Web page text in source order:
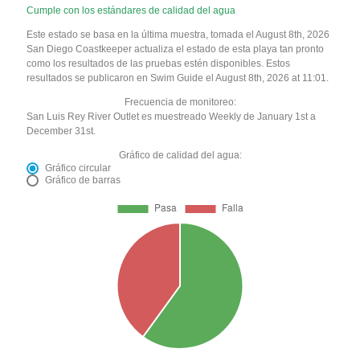
Cumple con los estándares de calidad del agua
Este estado se basa en la última muestra, tomada el August 8th, 2026
San Diego Coastkeeper actualiza el estado de esta playa tan pronto
como los resultados de las pruebas estén disponibles. Estos
resultados se publicaron en Swim Guide el August 8th, 2026 at 11:01.
Frecuencia de monitoreo:
San Luis Rey River Outlet es muestreado Weekly de January 1st a
December 31st.
Gráfico de calidad del agua:
Gráfico circular
Gráfico de barras